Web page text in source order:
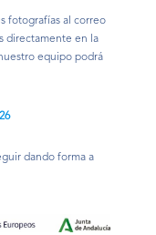
fotografías al correo
directamente en la
equipo podrá
dando forma a